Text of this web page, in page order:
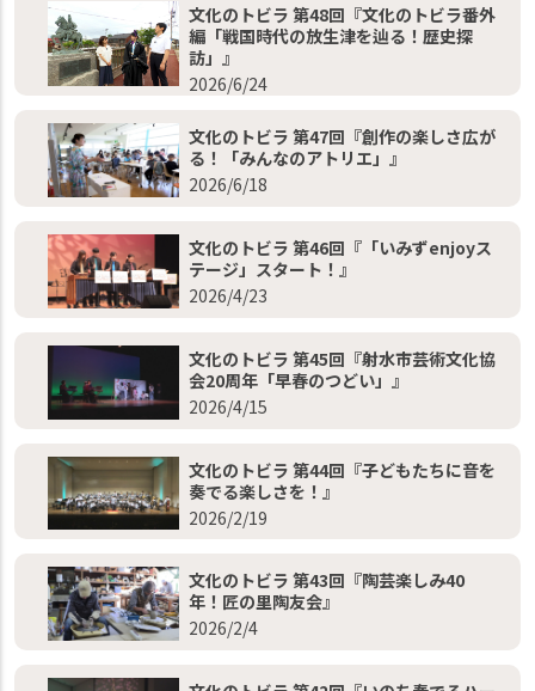
文化のトビラ 第48回『文化のトビラ番外
編「戦国時代の放生津を辿る！歴史探
訪」』
2026/6/24
文化のトビラ 第47回『創作の楽しさ広が
る！「みんなのアトリエ」』
2026/6/18
文化のトビラ 第46回『「いみずenjoyス
テージ」スタート！』
2026/4/23
文化のトビラ 第45回『射水市芸術文化協
会20周年「早春のつどい」』
2026/4/15
文化のトビラ 第44回『子どもたちに音を
奏でる楽しさを！』
2026/2/19
文化のトビラ 第43回『陶芸楽しみ40
年！匠の里陶友会』
2026/2/4